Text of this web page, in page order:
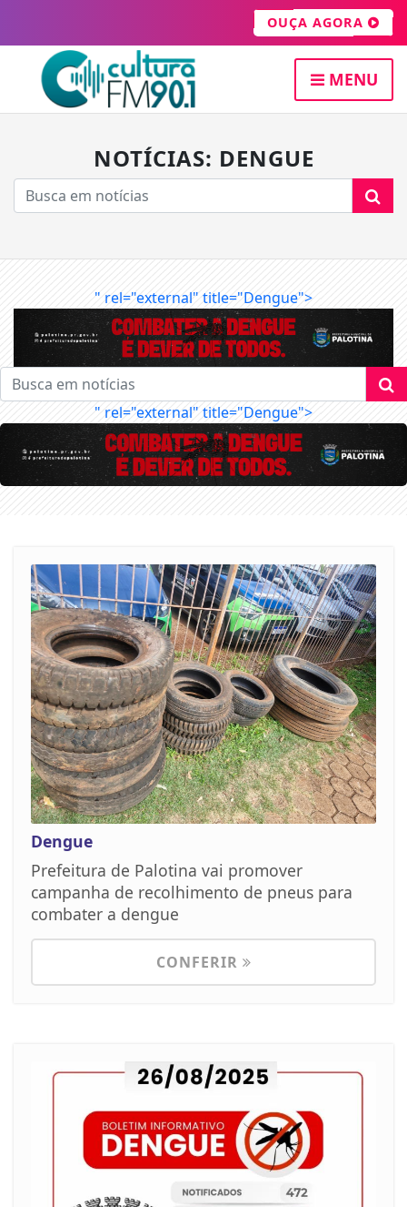
OUÇA AGORA
MENU
NOTÍCIAS: DENGUE
" rel="external" title="Dengue">
" rel="external" title="Dengue">
Dengue
Prefeitura de Palotina vai promover
campanha de recolhimento de pneus para
combater a dengue
CONFERIR